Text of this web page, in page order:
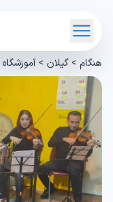
هنگام >گیلان >